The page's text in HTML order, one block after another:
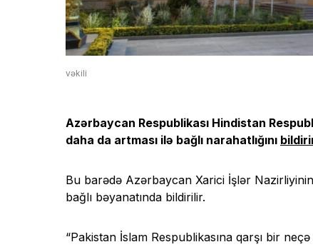
vəkili
Azərbaycan Respublikası Hindistan
daha da artması ilə bağlı narahatlığını
Bu barədə Azərbaycan Xarici İşlər
bağlı bəyanatında bildirilir.
“Pakistan İslam Respublikasına qarşı bir